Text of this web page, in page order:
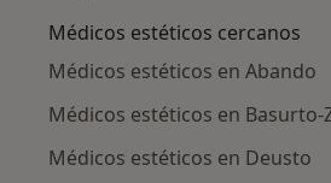
Médicos estéticos cercanos
Médicos estéticos en Abando
Médicos estéticos en Basurto-
Médicos estéticos en Deusto